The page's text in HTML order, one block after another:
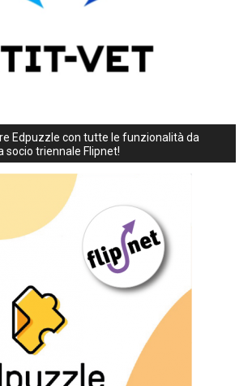
Edpuzzle con tutte le funzionalità da
socio triennale Flipnet!